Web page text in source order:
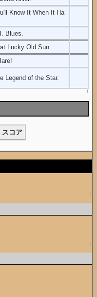
Know It When It Ha
Blues.
Lucky Old Sun.
Legend of the Star.
↑
スコア
↑
↑